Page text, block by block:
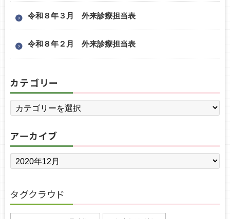
令和８年３月 外来診療担当表
令和８年２月 外来診療担当表
カテゴリー
アーカイブ
タグクラウド